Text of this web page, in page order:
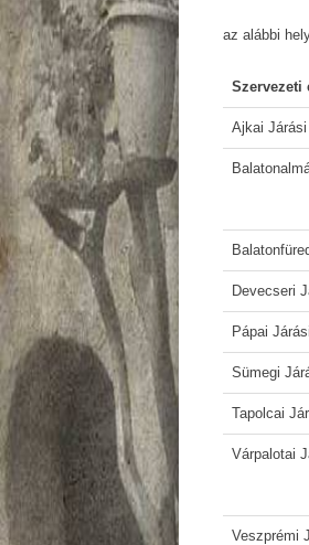
az alábbi
Szervezeti
Ajkai
Devecseri
Pápai
Sümegi
Tapolcai
Várpalotai
Veszprémi